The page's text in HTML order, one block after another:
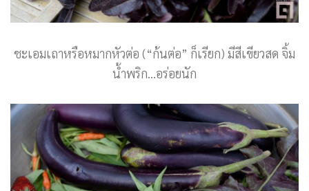
ชะเอมเถาหรือหมากหัวต่อ (“ก้นต่อ” ก็เรียก) มีสีเขียวสด จิ้ม
น้ำพริก…อร่อยนัก